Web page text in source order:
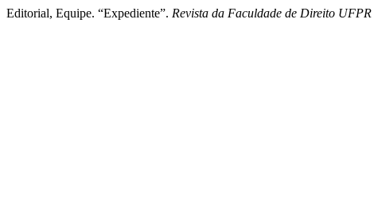
Editorial, Equipe. “Expediente”. Revista da Faculdade de Direito UFPR